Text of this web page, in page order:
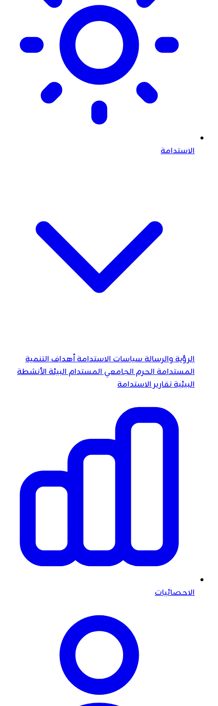
الاستدامة
الرؤية والرسالةسياسات الاستدامةأهداف التنمية
المستدامةالحرم الجامعي المستدامالبيئةالأنشطة
البيئيةتقارير الاستدامة
الاحصائيات